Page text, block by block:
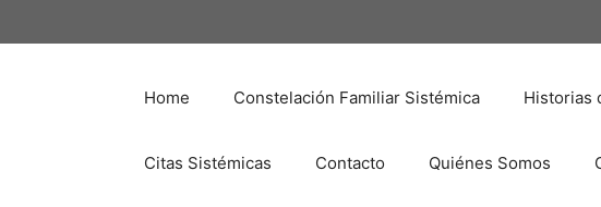
al
Home Constelación Familiar Sistémica Historias
Citas Sistémicas Contacto Quiénes Somos